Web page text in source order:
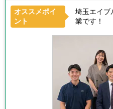
オススメポイ
ント
埼玉エイブ
業です！